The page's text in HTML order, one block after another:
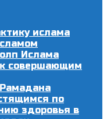
ислама
Ислама
совершающим
по
здоровья в